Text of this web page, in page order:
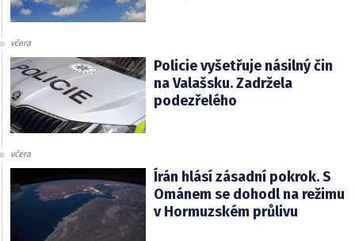
včera
Policie vyšetřuje násilný čin
na Valašsku. Zadržela
podezřelého
včera
Írán hlásí zásadní pokrok. S
Ománem se dohodl na režimu
v Hormuzském průlivu